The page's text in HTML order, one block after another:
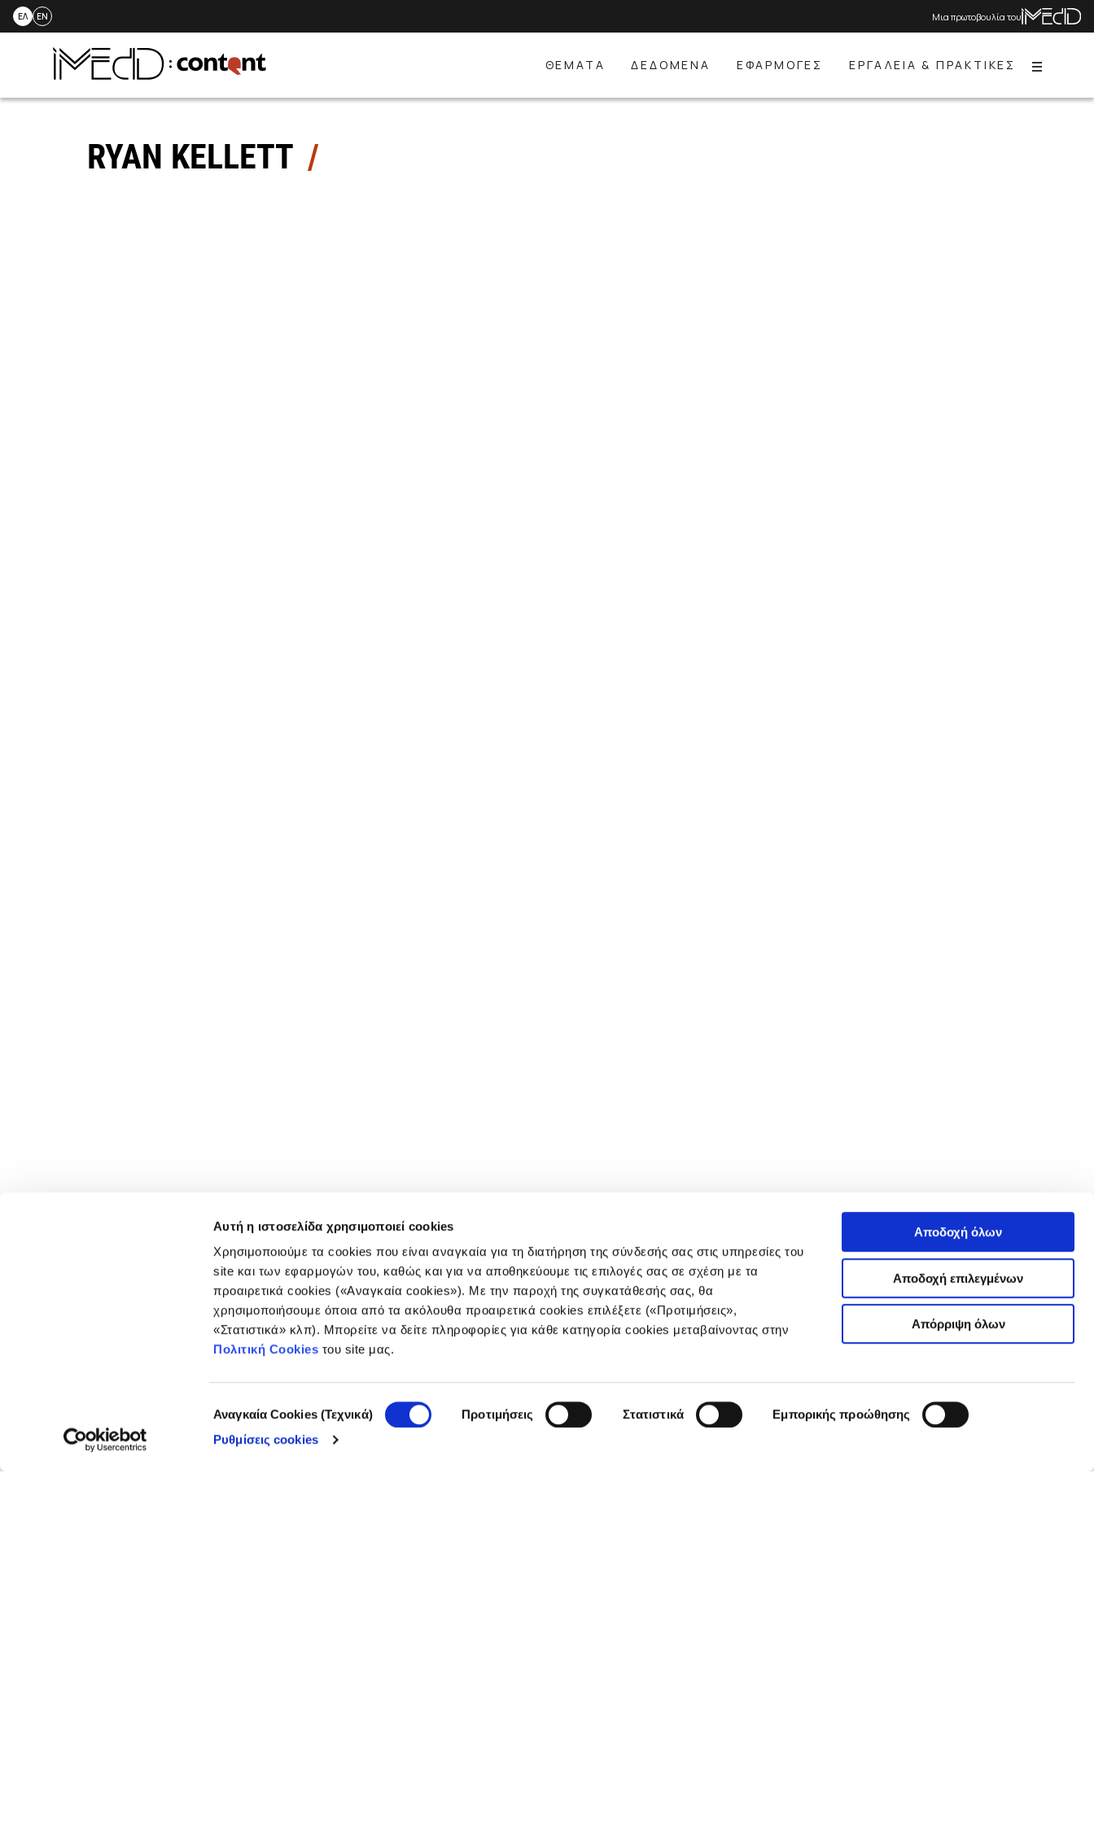
Αυτή η ιστοσελίδα χρησιμοποιεί cookies
Χρησιμοποιούμε τα cookies που είναι αναγκαία για τη διατήρηση της σύνδεσής σας στις υπηρεσίες του
site και των εφαρμογών του, καθώς και για να αποθηκεύουμε τις επιλογές σας σε σχέση με τα
προαιρετικά cookies («Αναγκαία cookies»). Με την παροχή της συγκατάθεσής σας, θα
χρησιμοποιήσουμε όποια από τα ακόλουθα προαιρετικά cookies επιλέξετε («Προτιμήσεις»,
«Στατιστικά» κλπ). Μπορείτε να δείτε πληροφορίες για κάθε κατηγορία cookies μεταβαίνοντας στην
Πολιτική Cookies του site μας.
συγκατάθεσης
Αναγκαία Cookies (Τεχνικά) Προτιμήσεις Στατιστικά
Εμπορικής προώθησης
Ρυθμίσεις cookies
Αποδοχή όλων
Αποδοχή επιλεγμένων
Απόρριψη όλων
Skip
ΕΛ EN Μια πρωτοβουλία του
ΘΕΜΑΤΑ ΔΕΔΟΜΕΝΑ ΕΦΑΡΜΟΓΕΣ ΕΡΓΑΛΕΙΑ & ΠΡΑΚΤΙΚΕΣ Menu
RYAN KELLETT